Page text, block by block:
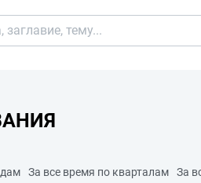
За все время по кварталам За